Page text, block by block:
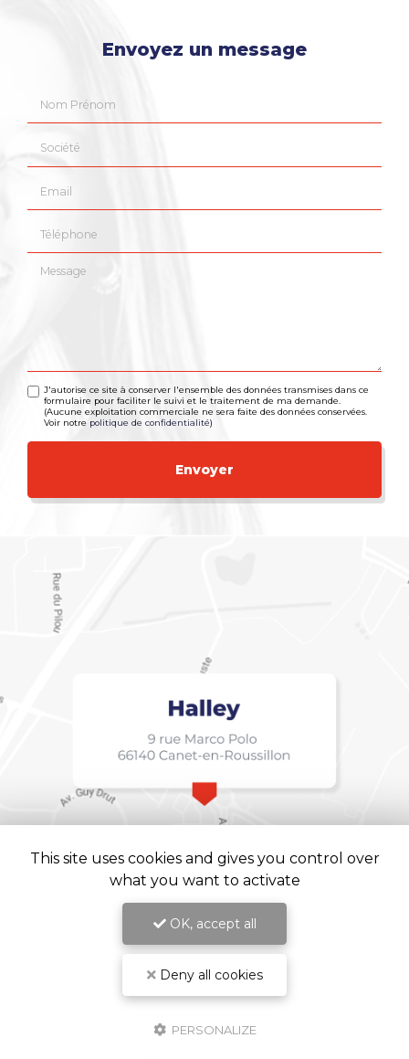
Envoyez un message
Message
J'autorise ce site à conserver l'ensemble des données transmises dans ce
formulaire pour faciliter le suivi et le traitement de ma demande.
(Aucune exploitation commerciale ne sera faite des données conservées.
Voir notre politique de confidentialité)
Halley, Institut de langue à Canet-en-Roussillon
This site uses cookies and gives you control over
what you want to activate
OK, accept all
Deny all cookies
PERSONALIZE